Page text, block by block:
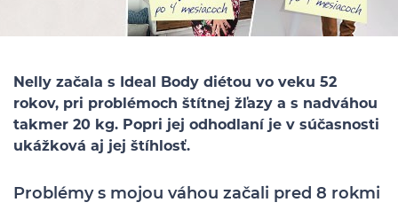
Nelly začala s Ideal Body diétou vo veku 52
rokov, pri problémoch štítnej žľazy a s nadváhou
takmer 20 kg. Popri jej odhodlaní je v súčasnosti
ukážková aj jej štíhlosť.
Problémy s mojou váhou začali pred 8 rokmi